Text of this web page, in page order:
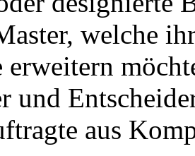
welche
erweitern
und
aus